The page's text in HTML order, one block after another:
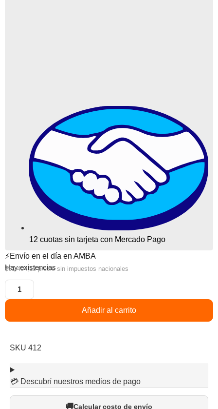
12 cuotas sin tarjeta con Mercado Pago
⚡Envío en el día en AMBA
$61.404,13precio sin impuestos nacionales
Hay existencias
Añadir al carrito
SKU 412
💳 Descubrí nuestros medios de pago
Calcular costo de envío